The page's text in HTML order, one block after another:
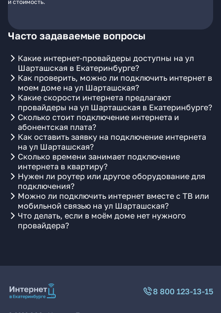
и стоимость.
Часто задаваемые вопросы
Какие интернет-провайдеры доступны на ул
Шарташская в Екатеринбурге?
Как проверить, можно ли подключить интернет в
моем доме на ул Шарташская?
Какие скорости интернета предлагают
провайдеры на ул Шарташская в Екатеринбурге?
Сколько стоит подключение интернета и
абонентская плата?
Как оставить заявку на подключение интернета
на ул Шарташская?
Сколько времени занимает подключение
интернета в квартиру?
Нужен ли роутер или другое оборудование для
подключения?
Можно ли подключить интернет вместе с ТВ или
мобильной связью на ул Шарташская?
Что делать, если в моём доме нет нужного
провайдера?
8 800 123-13-15